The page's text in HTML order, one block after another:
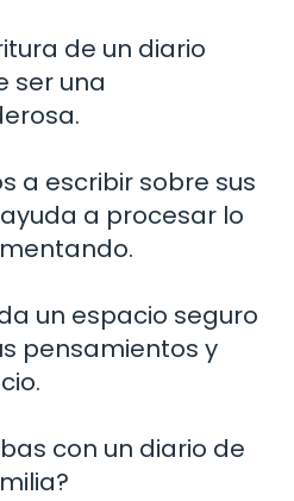
de un diario
ser una
a escribir sobre sus
a procesar lo
un espacio seguro
pensamientos y
con un diario de